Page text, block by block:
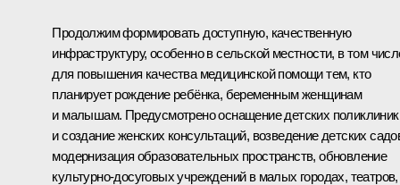
Продолжим формировать доступную, качественную
инфраструктуру, особенно в сельской местности, в том
для повышения качества медицинской помощи тем, кто
планирует рождение ребёнка, беременным женщинам
и малышам. Предусмотрено оснащение детских поликлиник
и создание женских консультаций, возведение детских
модернизация образовательных пространств, обновление
культурно-досуговых учреждений в малых городах, театров,